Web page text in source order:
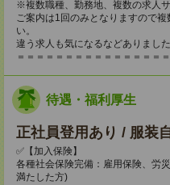
※複数職種、勤務地、複数の求人
ご案内は1回のみとなりますので
い。
違う求人も気になるなどありまし
＝＝＝＝＝＝＝＝＝＝＝＝＝＝＝
待遇・福利厚生
正社員登用あり / 服装
✅【加入保険】
各種社会保険完備：雇用保険、労
満たした方)